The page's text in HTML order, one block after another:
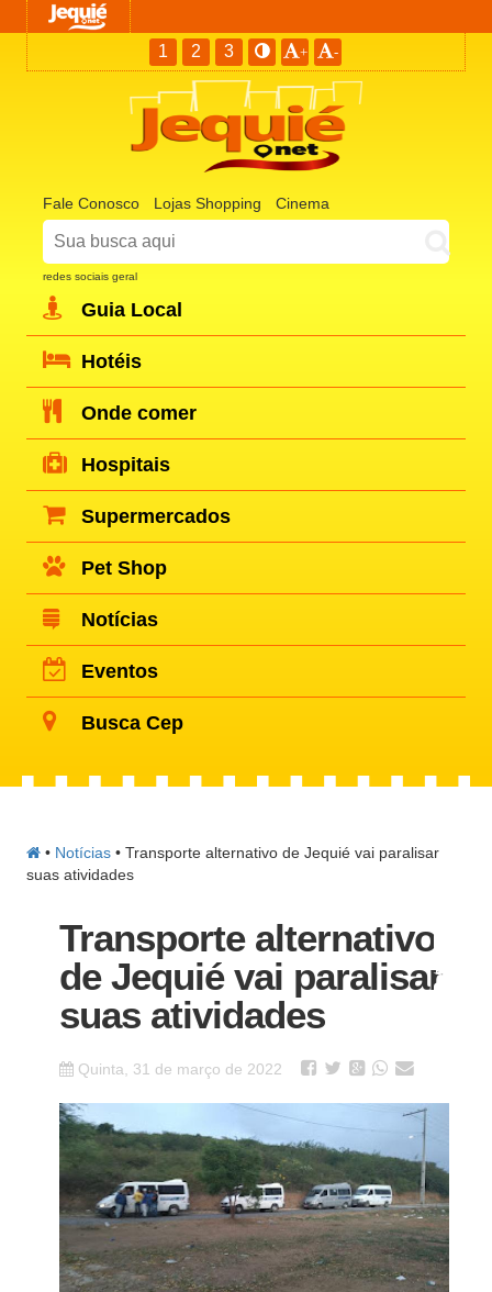
1 2 3 + -
Fale Conosco Lojas Shopping Cinema
redes sociais geral
Guia Local
Hotéis
Onde comer
Hospitais
Supermercados
Pet Shop
Notícias
Eventos
Busca Cep
• Notícias •Transporte alternativo de Jequié vai paralisar
suas atividades
Transporte alternativo
de Jequié vai paralisar
suas atividades
Quinta, 31 de março de 2022